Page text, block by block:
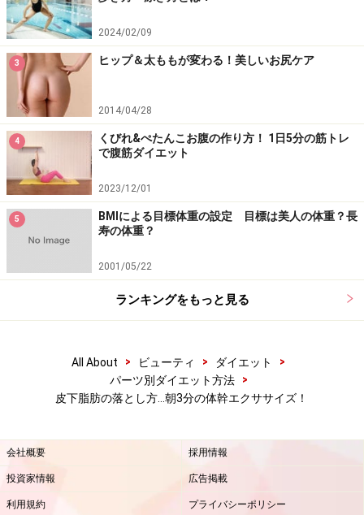
痩せスイッチＯＮ！ウエストくびれをつくる体幹ねじり
簡単ストレッチで、デスクワークしながらお腹痩せ！
コアトレーニングとは！体幹を安定させて基礎代謝もUP
な筋トレ
体幹トレーニングで太もも痩せ！筋トレで足を効果的に
引き締めよう
忙しいアラフォー女性におすすめ！体幹1分ピラティス
※記事内容は執筆時点のものです。最新の内容をご確認くださ
※ダイエットは個人の体質、また、誤った方法による実践に起因
自身の体質及び健康状態を十分に考慮したうえで、正しい方法で
おこなってください。また、全ての方への有効性を保証するもの
【編集部おすすめの購入サイト】
楽天市場で人気のダイエット用品をチェック！
2024/02/09
3 ヒップ＆太ももが変わる！美しいお尻ケア
2014/04/28
4
くびれ&ぺたんこお腹の作り方！ 1日5分の筋トレ
で腹筋ダイエット
2023/12/01
5
BMIによる目標体重の設定 目標は美人の体重？長
寿の体重？
2001/05/22
ランキングをもっと見る
All About > ビューティ > ダイエット
>
パーツ別ダイエット方法
>
皮下脂肪の落とし方…朝3分の体幹エクササイズ！
会社概要 採用情報
投資家情報 広告掲載
利用規約 プライバシーポリシー